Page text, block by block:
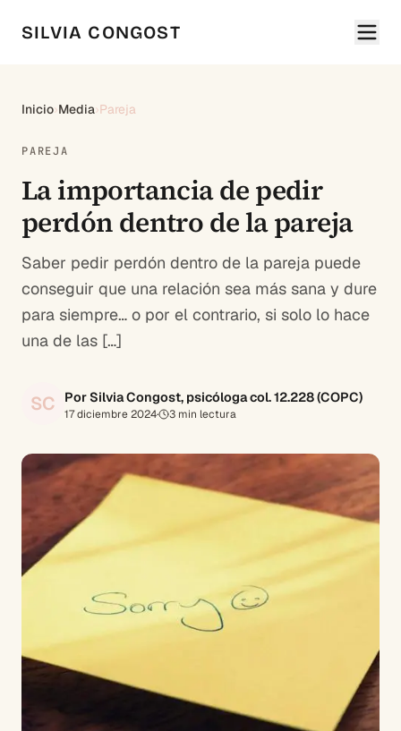
SILVIA CONGOST
Inicio›Media›Pareja
PAREJA
La importancia de pedir
perdón dentro de la pareja
Saber pedir perdón dentro de la pareja puede
conseguir que una relación sea más sana y dure
para siempre… o por el contrario, si solo lo hace
una de las […]
SC Por Silvia Congost, psicóloga col. 12.228 (COPC)
17 diciembre 2024· 3 min lectura